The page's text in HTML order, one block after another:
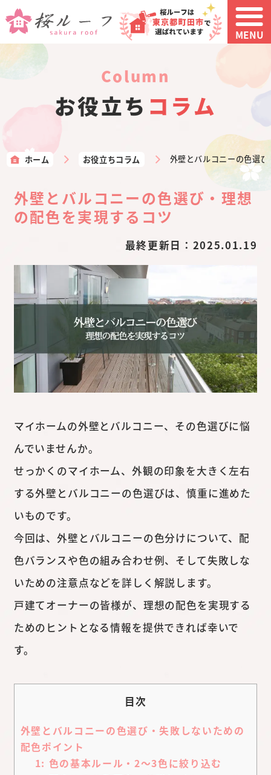
MENU
column
お役立ち コラム
ホーム お役立ちコラム 外壁とバルコニーの色選
外壁とバルコニーの色選び・理想
の配色を実現するコツ
最終更新日： 2025.01.19
マイホームの外壁とバルコニー、その色選びに悩
んでいませんか。
せっかくのマイホーム、外観の印象を大きく左右
する外壁とバルコニーの色選びは、慎重に進めた
いものです。
今回は、外壁とバルコニーの色分けについて、配
色バランスや色の組み合わせ例、そして失敗しな
いための注意点などを詳しく解説します。
戸建てオーナーの皆様が、理想の配色を実現する
ためのヒントとなる情報を提供できれば幸いで
す。
目次
外壁とバルコニーの色選び・失敗しないための
配色ポイント
1: 色の基本ルール・2～3色に絞り込む